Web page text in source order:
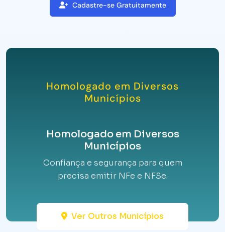
Cadastre-se Gratuitamente
Homologado em Diversos
Municípios
Homologado em Diversos
Municípios
Confiança e segurança para quem
precisa emitir NFe e NFSe.
Ver Outros Municípios